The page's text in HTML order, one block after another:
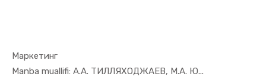
Маркетинг
Manba muallifi: А.А. ТИЛЛЯХОДЖАЕВ, М.А. Ю...
In Marketi...